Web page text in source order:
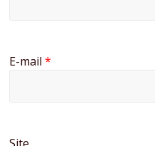
E-mail*